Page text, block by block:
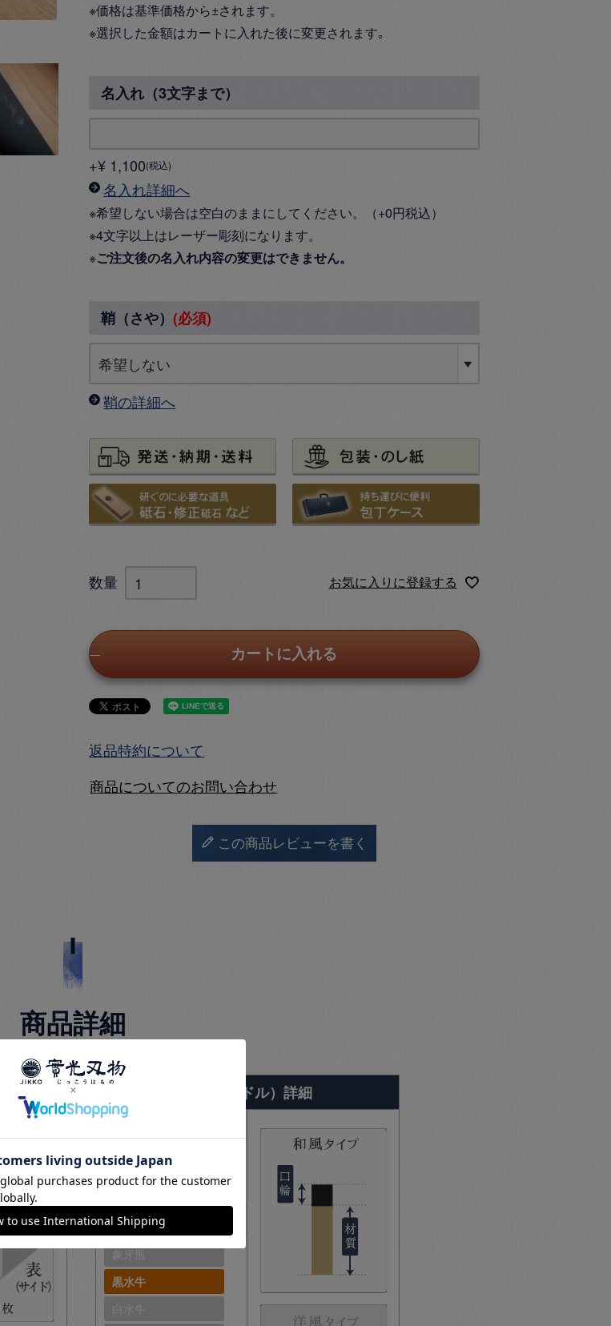
※価格は基準価格から±されます。
※選択した金額はカートに入れた後に変更されます｡
名入れ（3文字まで）
+¥ 1,100 税込
名入れ詳細へ
※希望しない場合は空白のままにしてください。（+0円税込）
※4文字以上はレーザー彫刻になります。
※ご注文後の名入れ内容の変更はできません。
鞘（さや）(必須)
鞘の詳細へ
お気に入りに登録する
カートに入れる
返品特約について
商品についてのお問い合わせ
この商品レビューを書く
商品詳細
柄（ハンドル）詳細
和風タイプ
洋風タイプ
口輪
象牙風
黒水牛
白水牛